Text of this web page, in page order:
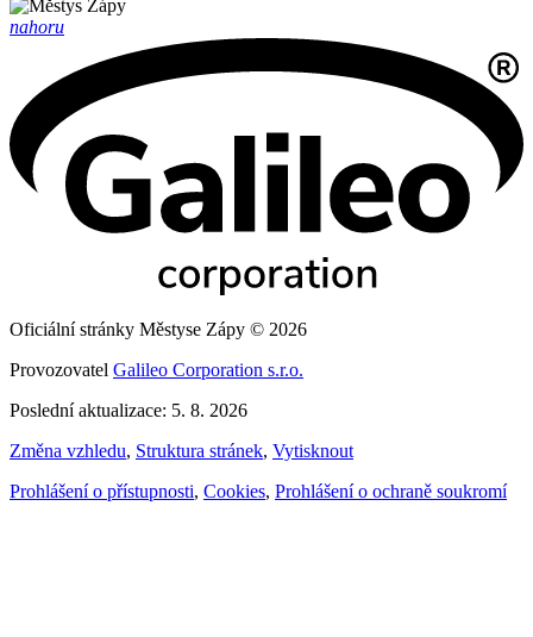
nahoru
Oficiální stránky Městyse Zápy © 2026
Provozovatel Galileo Corporation s.r.o.
Poslední aktualizace: 5. 8. 2026
Změna vzhledu, Struktura stránek, Vytisknout
Prohlášení o přístupnosti, Cookies, Prohlášení o ochraně soukromí